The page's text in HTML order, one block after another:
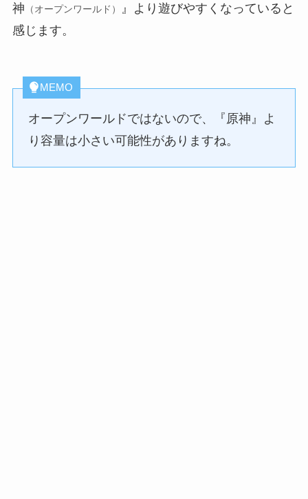
神 （オープンワールド）
』より遊びやすくなっていると
感じます。
MEMO
オープンワールドではないので、『原神』よ
り容量は小さい可能性がありますね。